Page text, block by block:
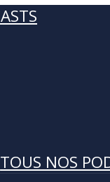
TOUS NOS